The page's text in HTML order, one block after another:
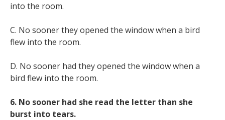
into the room.
C. No sooner they opened the window when a bird
flew into the room.
D. No sooner had they opened the window when a
bird flew into the room.
6. No sooner had she read the letter than she
burst into tears.